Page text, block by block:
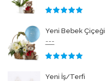
Yeni Bebek Çiçeği
---
Yeni İş/Terfi